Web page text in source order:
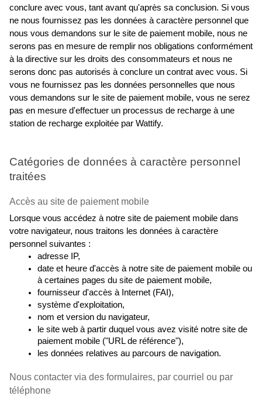
conclure avec vous, tant avant qu'après sa conclusion. Si vous
ne nous fournissez pas les données à caractère personnel que
nous vous demandons sur le site de paiement mobile, nous ne
serons pas en mesure de remplir nos obligations conformément
à la directive sur les droits des consommateurs et nous ne
serons donc pas autorisés à conclure un contrat avec vous. Si
vous ne fournissez pas les données personnelles que nous
vous demandons sur le site de paiement mobile, vous ne serez
pas en mesure d'effectuer un processus de recharge à une
station de recharge exploitée par Wattify.
Catégories de données à caractère personnel
traitées
Accès au site de paiement mobile
Lorsque vous accédez à notre site de paiement mobile dans
votre navigateur, nous traitons les données à caractère
personnel suivantes :
adresse IP,
date et heure d'accès à notre site de paiement mobile ou
à certaines pages du site de paiement mobile,
fournisseur d'accès à Internet (FAI),
système d'exploitation,
nom et version du navigateur,
le site web à partir duquel vous avez visité notre site de
paiement mobile ("URL de référence"),
les données relatives au parcours de navigation.
Nous contacter via des formulaires, par courriel ou par
téléphone